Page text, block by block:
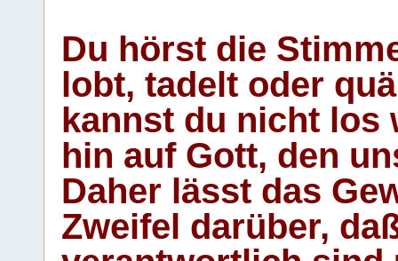
Du hörst die
lobt, tadelt oder
kannst du nicht los
hin auf Gott, den
Daher lässt das
Zweifel darüber,